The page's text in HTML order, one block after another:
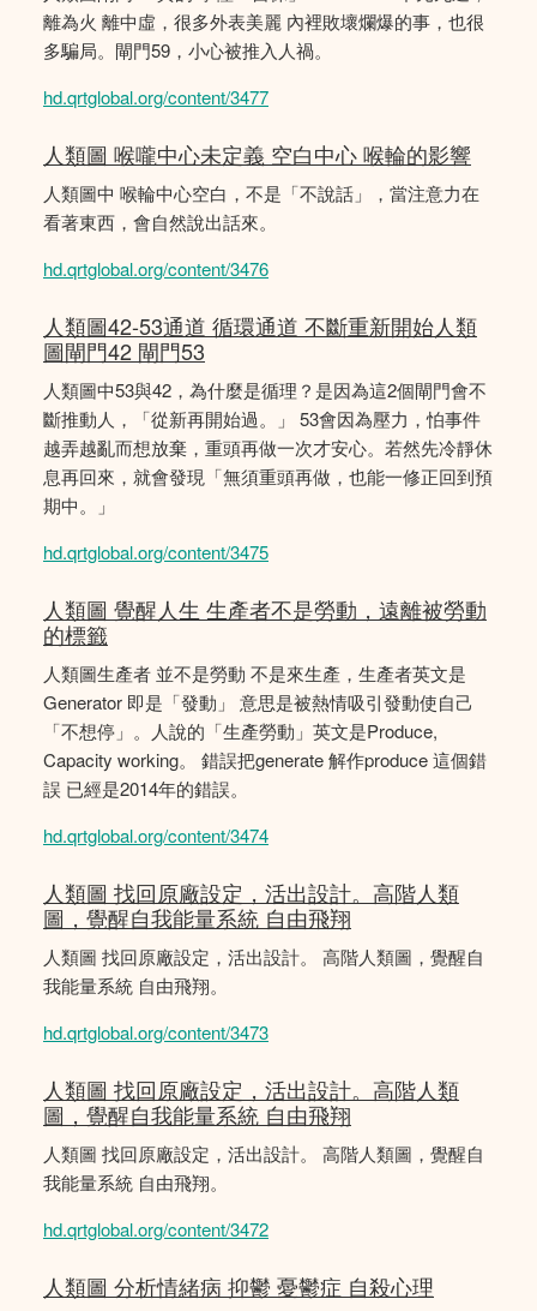
離為火 離中虛，很多外表美麗 內裡敗壞爛爆的事，也很
多騙局。閘門59，小心被推入人禍。
hd.qrtglobal.org/content/3477
人類圖 喉嚨中心未定義 空白中心 喉輪的影響
人類圖中 喉輪中心空白，不是「不說話」，當注意力在
看著東西，會自然說出話來。
hd.qrtglobal.org/content/3476
人類圖42-53通道 循環通道 不斷重新開始人類
圖閘門42 閘門53
人類圖中53與42，為什麼是循理？是因為這2個閘門會不
斷推動人，「從新再開始過。」 53會因為壓力，怕事件
越弄越亂而想放棄，重頭再做一次才安心。若然先冷靜休
息再回來，就會發現「無須重頭再做，也能一修正回到預
期中。」
hd.qrtglobal.org/content/3475
人類圖 覺醒人生 生產者不是勞動，遠離被勞動
的標籤
人類圖生產者 並不是勞動 不是來生產，生產者英文是
Generator 即是「發動」 意思是被熱情吸引發動使自己
「不想停」。人說的「生產勞動」英文是Produce,
Capacity working。 錯誤把generate 解作produce 這個錯
誤 已經是2014年的錯誤。
hd.qrtglobal.org/content/3474
人類圖 找回原廠設定，活出設計。高階人類
圖，覺醒自我能量系統 自由飛翔
人類圖 找回原廠設定，活出設計。 高階人類圖，覺醒自
我能量系統 自由飛翔。
hd.qrtglobal.org/content/3473
人類圖 找回原廠設定，活出設計。高階人類
圖，覺醒自我能量系統 自由飛翔
人類圖 找回原廠設定，活出設計。 高階人類圖，覺醒自
我能量系統 自由飛翔。
hd.qrtglobal.org/content/3472
人類圖 分析情緒病 抑鬱 憂鬱症 自殺心理